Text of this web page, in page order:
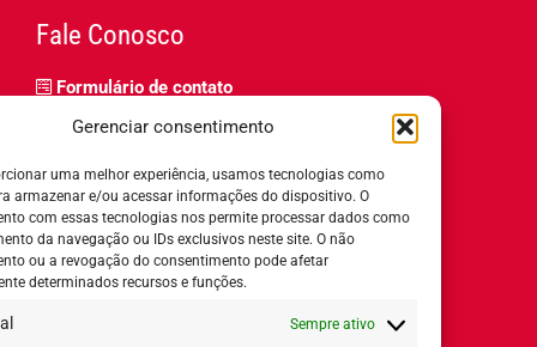
Gerenciar consentimento
uma melhor experiência, usamos tecnologias como
armazenar e/ou acessar informações do dispositivo. O
com essas tecnologias nos permite processar dados como
da navegação ou IDs exclusivos neste site. O não
ou a revogação do consentimento pode afetar
determinados recursos e funções.
Sempre ativo
Fale Conosco
Formulário de contato
Relatório de igualdade salarial
Horário de Atendimento:
8h ás 18h